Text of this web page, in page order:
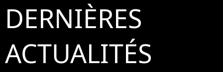
DERNIÈRES
ACTUALITÉS